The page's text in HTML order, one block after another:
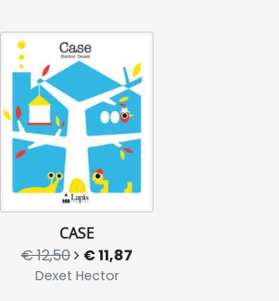
CASE
€ 12,50 € 11,87
Dexet Hector